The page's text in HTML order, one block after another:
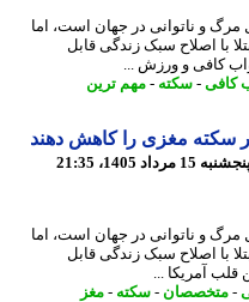
ناتوانی در جهان است، اما
اصلاح سبک زندگی قابل
و ورزش ...
-سکته-مهم ترین
ناتوانی در جهان است، اما
اصلاح سبک زندگی قابل
آمریکا ...
-سکته-مغز